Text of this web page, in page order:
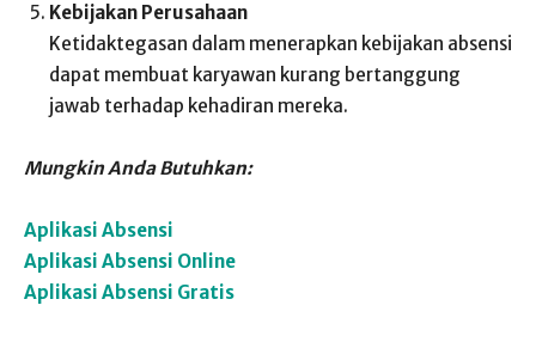
Kebijakan Perusahaan
Ketidaktegasan dalam menerapkan kebijakan absensi
dapat membuat karyawan kurang bertanggung
jawab terhadap kehadiran mereka.
Mungkin Anda Butuhkan:
Aplikasi Absensi
Aplikasi Absensi Online
Aplikasi Absensi Gratis